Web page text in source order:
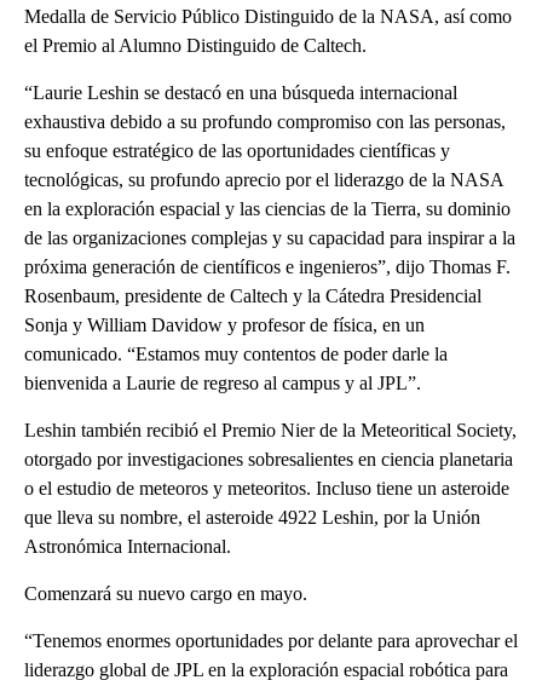
Medalla de Servicio Público Distinguido de la NASA, así como
el Premio al Alumno Distinguido de Caltech.
“Laurie Leshin se destacó en una búsqueda internacional
exhaustiva debido a su profundo compromiso con las personas,
su enfoque estratégico de las oportunidades científicas y
tecnológicas, su profundo aprecio por el liderazgo de la NASA
en la exploración espacial y las ciencias de la Tierra, su dominio
de las organizaciones complejas y su capacidad para inspirar a la
próxima generación de científicos e ingenieros”, dijo Thomas F.
Rosenbaum, presidente de Caltech y la Cátedra Presidencial
Sonja y William Davidow y profesor de física, en un
comunicado. “Estamos muy contentos de poder darle la
bienvenida a Laurie de regreso al campus y al JPL”.
Leshin también recibió el Premio Nier de la Meteoritical Society,
otorgado por investigaciones sobresalientes en ciencia planetaria
o el estudio de meteoros y meteoritos. Incluso tiene un asteroide
que lleva su nombre, el asteroide 4922 Leshin, por la Unión
Astronómica Internacional.
Comenzará su nuevo cargo en mayo.
“Tenemos enormes oportunidades por delante para aprovechar el
liderazgo global de JPL en la exploración espacial robótica para